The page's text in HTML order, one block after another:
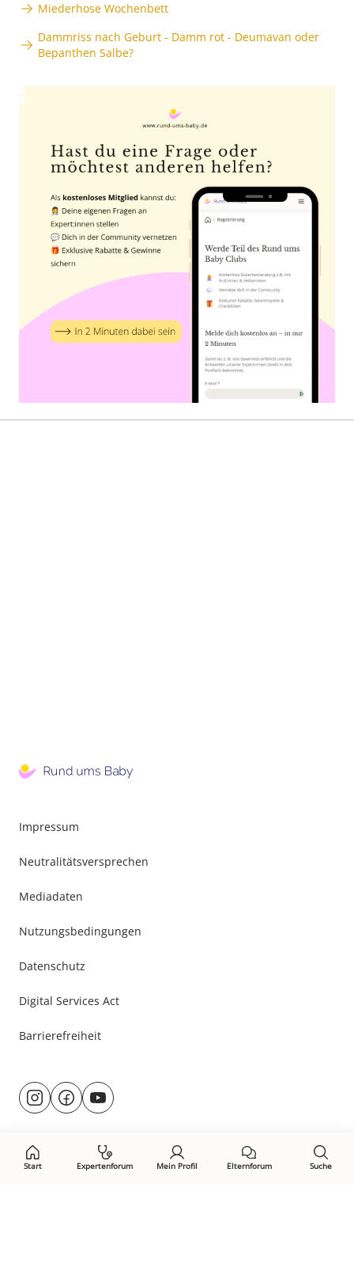
Start Expertenforum Mein Profil Elternforum Suche
Miederhose Wochenbett
Dammriss nach Geburt - Damm rot - Deumavan oder
Bepanthen Salbe?
Impressum
Neutralitätsversprechen
Mediadaten
Nutzungsbedingungen
Datenschutz
Digital Services Act
Barrierefreiheit
Besuche
uns@rund.ums.baby
facebook.com/rundumsbaby.de
youtube.com/@rundumsbaby_